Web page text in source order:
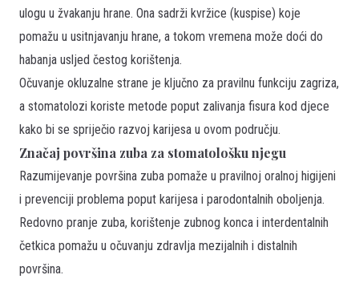
ulogu u žvakanju hrane. Ona sadrži kvržice (kuspise) koje
pomažu u usitnjavanju hrane, a tokom vremena može doći do
habanja usljed čestog korištenja.
Očuvanje okluzalne strane je ključno za pravilnu funkciju zagriza,
a stomatolozi koriste metode poput zalivanja fisura kod djece
kako bi se spriječio razvoj karijesa u ovom području.
Značaj površina zuba za stomatološku njegu
Razumijevanje površina zuba pomaže u pravilnoj oralnoj higijeni
i prevenciji problema poput karijesa i parodontalnih oboljenja.
Redovno pranje zuba, korištenje zubnog konca i interdentalnih
četkica pomažu u očuvanju zdravlja mezijalnih i distalnih
površina.